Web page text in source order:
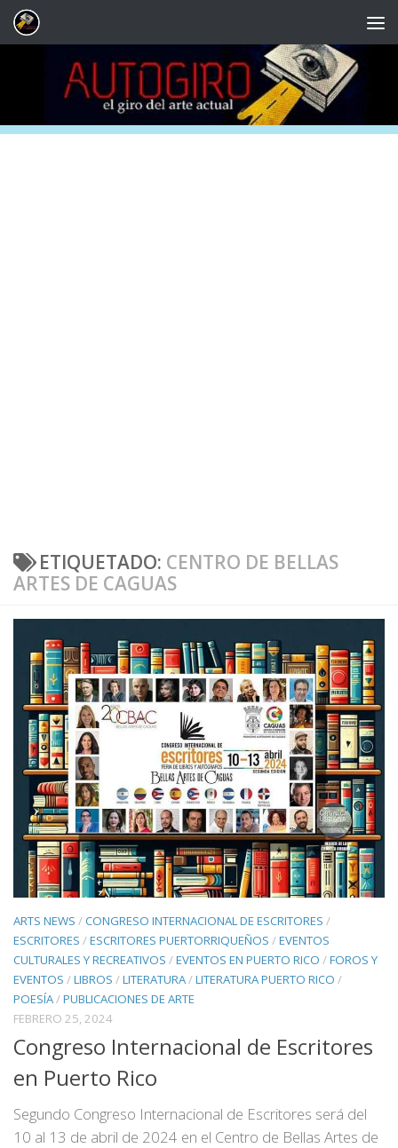
Saltar al contenido
ETIQUETADO: CENTRO DE BELLAS
ARTES DE CAGUAS
ARTS NEWS /CONGRESO INTERNACIONAL DE ESCRITORES /
ESCRITORES /ESCRITORES PUERTORRIQUEÑOS /EVENTOS
CULTURALES Y RECREATIVOS /EVENTOS EN PUERTO RICO /FOROS Y
EVENTOS /LIBROS /LITERATURA/LITERATURA PUERTO RICO /
POESÍA/PUBLICACIONES DE ARTE
FEBRERO 25, 2024
Congreso Internacional de Escritores
en Puerto Rico
Segundo Congreso Internacional de Escritores será del
10 al 13 de abril de 2024 en el Centro de Bellas Artes de